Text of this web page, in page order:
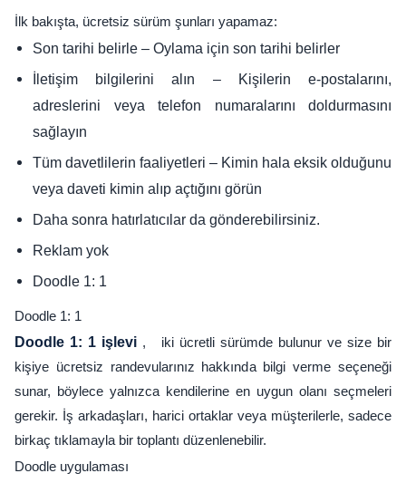
İlk bakışta, ücretsiz sürüm şunları yapamaz:
Son tarihi belirle – Oylama için son tarihi belirler
İletişim bilgilerini alın – Kişilerin e-postalarını,
adreslerini veya telefon numaralarını doldurmasını
sağlayın
Tüm davetlilerin faaliyetleri – Kimin hala eksik olduğunu
veya daveti kimin alıp açtığını görün
Daha sonra hatırlatıcılar da gönderebilirsiniz.
Reklam yok
Doodle 1: 1
Doodle 1: 1
Doodle 1: 1 işlevi, iki ücretli sürümde bulunur ve size bir
kişiye ücretsiz randevularınız hakkında bilgi verme seçeneği
sunar, böylece yalnızca kendilerine en uygun olanı seçmeleri
gerekir. İş arkadaşları, harici ortaklar veya müşterilerle, sadece
birkaç tıklamayla bir toplantı düzenlenebilir.
Doodle uygulaması